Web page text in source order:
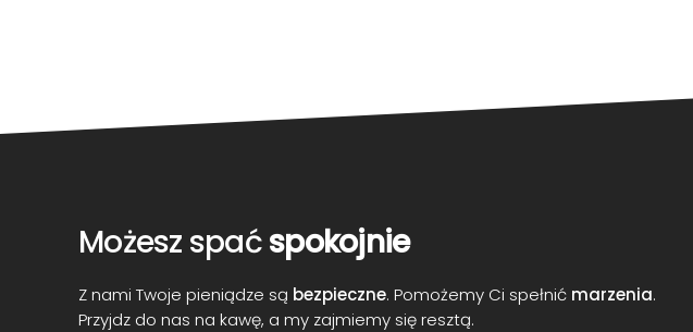
Możesz spaćspokojnie
Z nami Twoje pieniądze są bezpieczne. Pomożemy Ci spełnić marzenia.
Przyjdz do nas na kawę, a my zajmiemy się resztą.